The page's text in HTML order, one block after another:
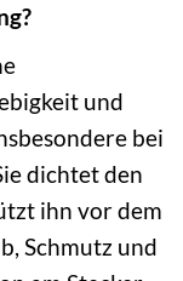
und
bei
dichtet den
ihn vor dem
Schmutz und